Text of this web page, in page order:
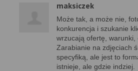
maksiczek
Może tak, a może nie,
konkurencja i szukanie
wrzucają ofertę, warunki,
Zarabianie na zdjęciach
specyfiką, ale jest to
istnieje, ale gdzie indziej.